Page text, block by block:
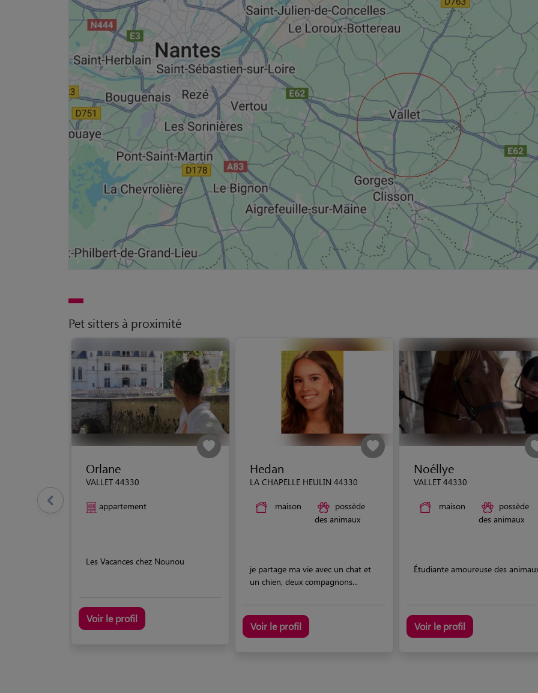
Pet sitters à proximité
Orlane
VALLET 44330
appartement
Les Vacances chez Nounou
Voir le profil
Hedan
LA CHAPELLE HEULIN 44330
maison
possède
des animaux
je partage ma vie avec un chat et
un chien, deux compagnons...
Voir le profil
Noéllye
VALLET 44330
maison
possède
des animaux
Étudiante amoureuse des
Voir le profil